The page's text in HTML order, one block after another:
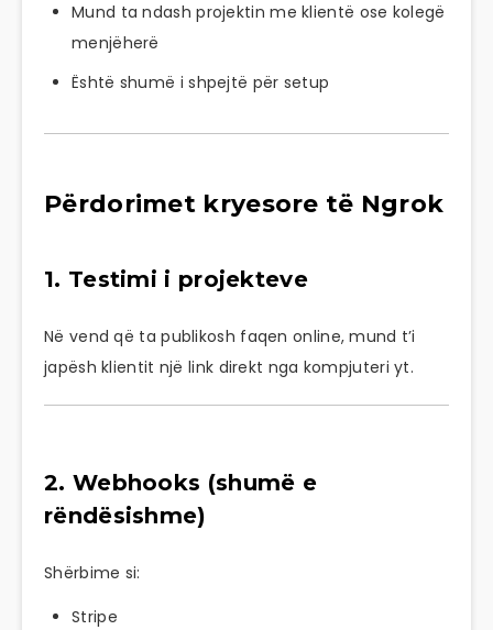
Mund ta ndash projektin me klientë ose kolegë
menjëherë
Është shumë i shpejtë për setup
Përdorimet kryesore të Ngrok
1. Testimi i projekteve
Në vend që ta publikosh faqen online, mund t’i
japësh klientit një link direkt nga kompjuteri yt.
2. Webhooks (shumë e
rëndësishme)
Shërbime si:
Stripe